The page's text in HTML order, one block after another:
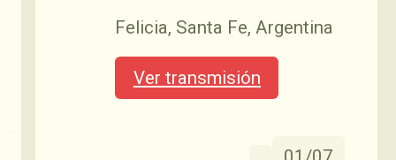
Felicia, Santa Fe, Argentina
Ver transmisión